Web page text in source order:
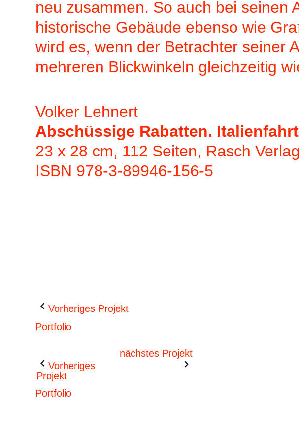
neu zusammen. So auch bei seinen
historische Gebäude ebenso wie
wird es, wenn der Betrachter seiner
mehreren Blickwinkeln gleichzeitig
Volker Lehnert
Abschüssige Rabatten.
23 x 28 cm, 112 Seiten, Rasch
ISBN 978-3-89946-156-5
Vorheriges Projekt
Portfolio
Vorheriges
Projekt
nächstes Projekt
Portfolio